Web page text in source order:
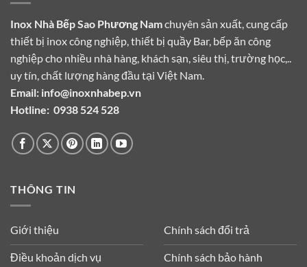
Inox Nhà Bếp Sao Phương Namchuyên sản xuất, cung cấp
thiết bị inox công nghiệp, thiết bị quầy Bar, bếp ăn công
nghiệp cho nhiều nhà hàng, khách sạn, siêu thị, trường học,..
uy tín, chất lượng hàng đầu tại Việt Nam.
Email: info@inoxnhabep.vn
Hotline: 0938 524 528
THÔNG TIN
Giới thiệu
Điều khoản dịch vụ
Chính sách đổi trả
Chính sách bảo hành